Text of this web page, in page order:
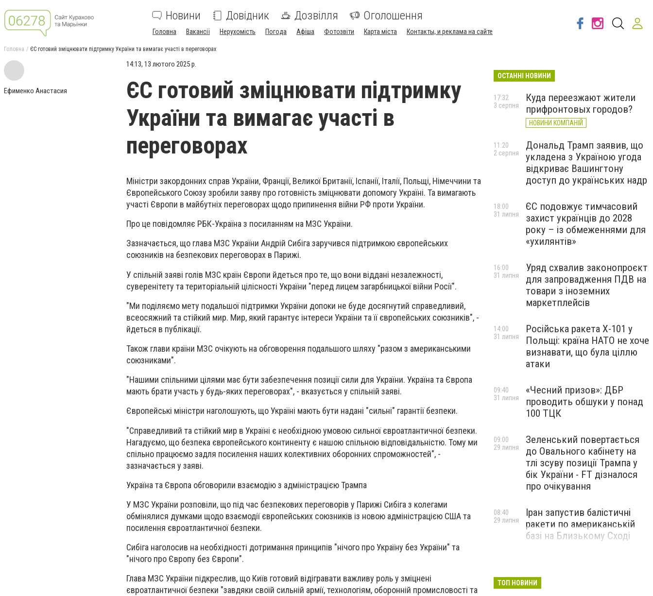
Новини Довідник Дозвілля Оголошення
Головна Вакансії Нерухомість Погода Афіша Фотозвіти Карта міста Контакты, и реклама на сайте
Головна ЄС готовий зміцнювати підтримку України та вимагає участі в переговорах
Ефименко Анастасия
14:13, 13 лютого 2025 р.
ЄС готовий зміцнювати підтримку
України та вимагає участі в
переговорах
Міністри закордонних справ України, Франції, Великої Британії, Іспанії, Італії, Польщі, Німеччини та
Європейського Союзу зробили заяву про готовність зміцнювати допомогу Україні. Та вимагають
участі Європи в майбутніх переговорах щодо припинення війни РФ проти України.
Про це повідомляє РБК-Україна з посиланням на МЗС України.
Зазначається, що глава МЗС України Андрій Сибіга заручився підтримкою європейських
союзників на безпекових переговорах в Парижі.
У спільній заяві голів МЗС країн Європи йдеться про те, що вони віддані незалежності,
суверенітету та територіальній цілісності України "перед лицем загарбницької війни Росії".
"Ми поділяємо мету подальшої підтримки України допоки не буде досягнутий справедливий,
всеосяжний та стійкий мир. Мир, який гарантує інтереси України та її європейських союзників", -
йдеться в публікації.
Також глави країни МЗС очікують на обговорення подальшого шляху "разом з американськими
союзниками".
"Нашими спільними цілями має бути забезпечення позиції сили для України. Україна та Європа
мають брати участь у будь-яких переговорах", - вказується у спільній заяві.
Європейські міністри наголошують, що Україні мають бути надані "сильні" гарантії безпеки.
"Справедливий та стійкий мир в Україні є необхідною умовою сильної євроатлантичної безпеки.
Нагадуємо, що безпека європейського континенту є нашою спільною відповідальністю. Тому ми
спільно працюємо задля посилення наших колективних оборонних спроможностей", -
зазначається у заяві.
Україна та Європа обговорили взаємодію з адміністрацією Трампа
У МЗС України розповіли, що під час безпекових переговорів у Парижі Сибіга з колегами
обмінялися думками щодо взаємодії європейських союзників із новою адміністрацією США та
посилення євроатлантичної безпеки.
Сибіга наголосив на необхідності дотримання принципів "нічого про Україну без України" та
"нічого про Європу без Європи".
Глава МЗС України підкреслив, що Київ готовий відігравати важливу роль у зміцнені
євроатлантичної безпеки "завдяки своїй сильній армії, технологіям, оборонній промисловості та
ОСТАННІ НОВИНИ
Куда переезжают жители
прифронтовых городов?
НОВИНИ КОМПАНІЙ
17:32
3 серпня
Дональд Трамп заявив, що
укладена з Україною угода
відкриває Вашингтону
доступ до українських надр
11:20
2 серпня
ЄС подовжує тимчасовий
захист українців до 2028
року – із обмеженнями для
«ухилянтів»
18:00
31 липня
Уряд схвалив законопроєкт
для запровадження ПДВ на
товари з іноземних
маркетплейсів
16:00
31 липня
Російська ракета Х-101 у
Польщі: країна НАТО не хоче
визнавати, що була ціллю
атаки
14:00
31 липня
«Чесний призов»: ДБР
проводить обшуки у понад
100 ТЦК
09:40
31 липня
Зеленський повертається
до Овального кабінету на
тлі зсуву позиції Трампа у
бік України - FT дізналося
про очікування
09:00
29 липня
Іран запустив балістичні
ракети по американській
базі на Близькому Сході
08:40
29 липня
ТОП НОВИНИ